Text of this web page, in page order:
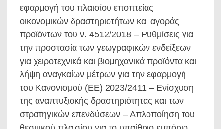
εφαρμογή του πλαισίου εποπτείας
οικονομικών δραστηριοτήτων και αγοράς
προϊόντων του ν. 4512/2018 – Ρυθμίσεις για
την προστασία των γεωγραφικών ενδείξεων
για χειροτεχνικά και βιομηχανικά προϊόντα και
λήψη αναγκαίων μέτρων για την εφαρμογή
του Κανονισμού (ΕΕ) 2023/2411 – Ενίσχυση
της αναπτυξιακής δραστηριότητας και των
στρατηγικών επενδύσεων – Απλοποίηση του